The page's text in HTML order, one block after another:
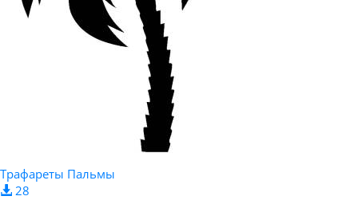
Трафареты Пальмы
28